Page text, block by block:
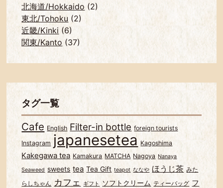
北海道/Hokkaido (2)
東北/Tohoku (2)
近畿/Kinki (6)
関東/Kanto (37)
タグ一覧
Cafe English Filter-in bottle foreign tourists
Instagram japanesetea Kagoshima
Kakegawa tea Kamakura MATCHA Nagoya Nanaya
Seaweed sweets tea Tea Gift teapot ななや ほうじ茶 みた
らしちゃん カフェ ギフト ソフトクリーム ティーバッグ フ